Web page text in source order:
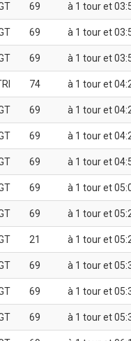
69 à 1 tour et
69 à 1 tour et
69 à 1 tour et
74 à 1 tour et
69 à 1 tour et
69 à 1 tour et
69 à 1 tour et
69 à 1 tour et
69 à 1 tour et
21 à 1 tour et
69 à 1 tour et
69 à 1 tour et
69 à 1 tour et